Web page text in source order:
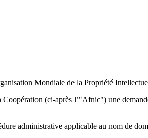
Mondiale de la Propriété
(ci-après l’"Afnic") une
administrative applicable au nom de